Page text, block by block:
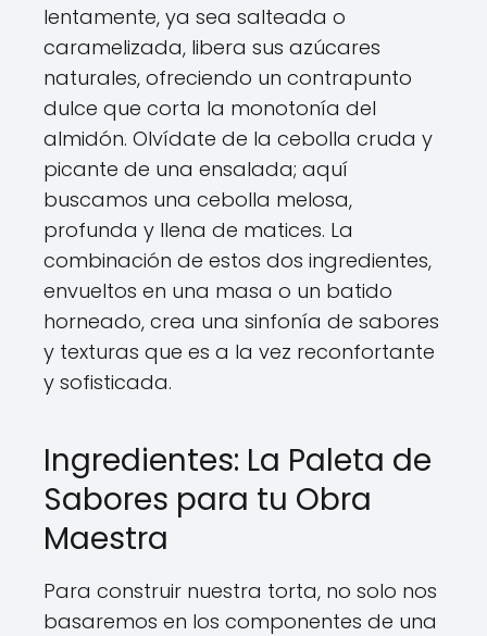
lentamente, ya sea salteada o
caramelizada, libera sus azúcares
naturales, ofreciendo un contrapunto
dulce que corta la monotonía del
almidón. Olvídate de la cebolla cruda y
picante de una ensalada; aquí
buscamos una cebolla melosa,
profunda y llena de matices. La
combinación de estos dos ingredientes,
envueltos en una masa o un batido
horneado, crea una sinfonía de sabores
y texturas que es a la vez reconfortante
y sofisticada.
Ingredientes: La Paleta de
Sabores para tu Obra
Maestra
Para construir nuestra torta, no solo nos
basaremos en los componentes de una